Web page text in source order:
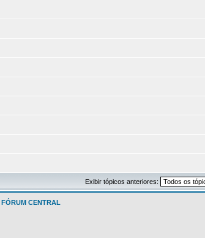
Exibir tópicos anteriores:
FÓRUM CENTRAL